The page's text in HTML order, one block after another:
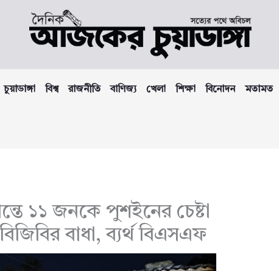
চুয়াডাঙ্গা বিশ্ব রাজনীতি বাণিজ্য খেলা শিক্ষা বিনোদন মতামত
১১ জনকে পুশইনের চেষ্টা
বাধা, ব্যর্থ বিএসএফ